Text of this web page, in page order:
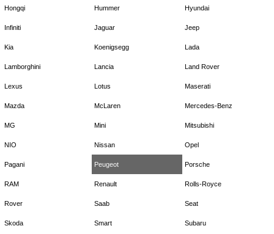
Hongqi Hummer Hyundai
Infiniti Jaguar Jeep
Kia Koenigsegg Lada
Lamborghini Lancia Land Rover
Lexus Lotus Maserati
Mazda McLaren Mercedes-Benz
MG Mini Mitsubishi
NIO Nissan Opel
Pagani Peugeot Porsche
RAM Renault Rolls-Royce
Rover Saab Seat
Skoda Smart Subaru